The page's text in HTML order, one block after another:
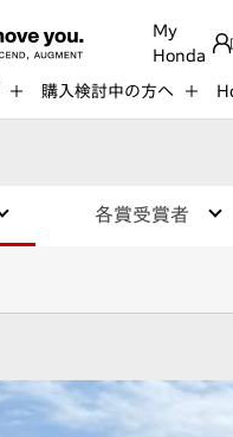
My
Honda
購入検討中の方へ
各賞受賞者